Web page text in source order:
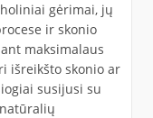
gėrimai, jų
ir skonio
maksimalaus
išreikšto skonio ar
susijusi su